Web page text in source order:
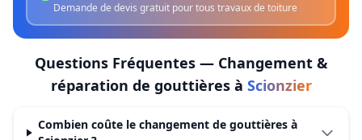
Demande de devis gratuit pour tous travaux de toiture
Questions Fréquentes — Changement &
réparation de gouttièresà Scionzier
Combien coûte le changement de gouttières à